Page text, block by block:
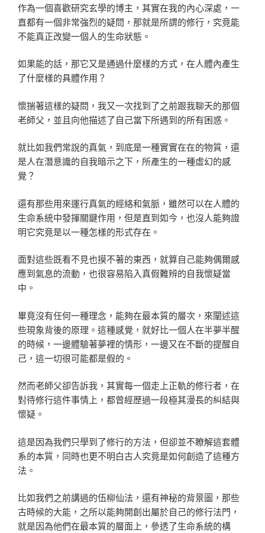
作為一個喜歡研究玄學的博主，其實在我的內心深處，一
直都有一個非常強烈的疑問，那就是所謂的修行，究竟能
不能真正改變一個人的生命狀態。
如果能的話，那它又是通過什麼樣的方式，在人體內產生
了什麼樣的具體作用？
懷揣著這樣的疑問，我又一次找到了之前跟我聊天的那個
老師父，並且向他描述了自己當下所遇到的所有困惑。
就比如我們常說的真氣，到底是一種實實在在的物質，還
是人在潛意識的自我暗示之下，所產生的一種虛幻的感
覺？
還有那些用來運行真氣的經絡和氣脈，雖然可以在人體的
生命系統中發揮關鍵作用，但是直到如今，也沒人能夠證
明它究竟是以一種怎樣的形式存在。
面對這些既看不見也摸不著的東西，就算自己能夠偶爾感
應到氣息的流動，也很容易陷入真假難辨的自我懷疑當
中。
畢竟沒有任何一種理念，能夠在最本質的層次，來闡述這
些現象背後的原理。這種感覺，就好比一個人在半夢半醒
的時候，一邊體驗著夢裡的情形，一邊又在不斷的提醒自
己，這一切很可能都是假的。
然而老師父卻告訴我，其實每一個走上正軌的修行者，在
對待修行這件事情上，都曾經歷過一段極其漫長的糾結與
懷疑。
這是因為我們只學到了修行的方法，但卻並不瞭解這套體
系的本質，同時也更不明白古人究竟是如何創造了這種方
法。
比如我們之前講過的伍柳仙法，還有神秘的背景圖，那些
古時候的大能，之所以能夠開創出屬於自己的修行法門，
就是因為他們在最本質的層面上，參透了生命系統的構